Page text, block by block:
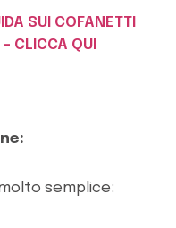
SUI COFANETTI
CLICCA QUI
semplice: